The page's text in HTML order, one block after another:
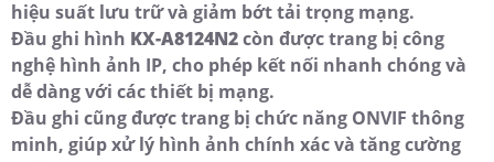
hiệu suất lưu trữ và giảm bớt tải trọng mạng.
Đầu ghi hình KX-A8124N2còn được trang bị công
nghệ hình ảnh IP, cho phép kết nối nhanh chóng và
dễ dàng với các thiết bị mạng.
Đầu ghi cũng được trang bị chức năng ONVIF thông
minh, giúp xử lý hình ảnh chính xác và tăng cường